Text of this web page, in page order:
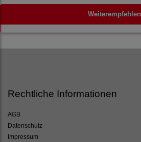
Weiterempfehlen
Rechtliche Informationen
AGB
Datenschutz
Impressum